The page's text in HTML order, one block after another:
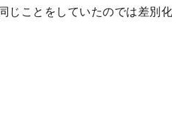
じことをしていたのでは差別